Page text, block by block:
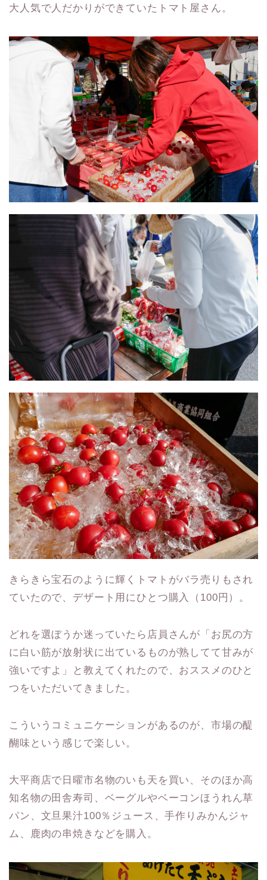
大人気で人だかりができていたトマト屋さん。
きらきら宝石のように輝くトマトがバラ売りもされ
ていたので、デザート用にひとつ購入（100円）。
どれを選ぼうか迷っていたら店員さんが「お尻の方
に白い筋が放射状に出ているものが熟してて甘みが
強いですよ」と教えてくれたので、おススメのひと
つをいただいてきました。
こういうコミュニケーションがあるのが、市場の醍
醐味という感じで楽しい。
大平商店で日曜市名物のいも天を買い、そのほか高
知名物の田舎寿司、ベーグルやベーコンほうれん草
パン、文旦果汁100％ジュース、手作りみかんジャ
ム、鹿肉の串焼きなどを購入。